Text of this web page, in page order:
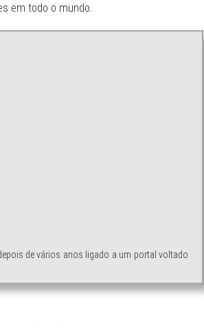
em todo o mundo.
de vários anos ligado a um portal voltado